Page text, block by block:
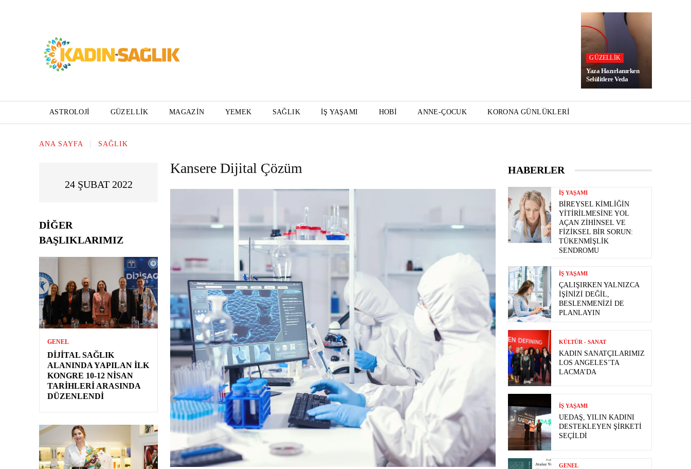
GÜZELLIK
Yaza Hazırlanırken
Selülitlere Veda
ASTROLOJI GÜZELLIK MAGAZIN YEMEK SAĞLIK İŞ YAŞAMI HOBI ANNE-ÇOCUK KORONA GÜNLÜKLERI
ANA SAYFA SAĞLIK
24 ŞUBAT 2022
DIĞER
BAŞLIKLARIMIZ
GENEL
DIJITAL SAĞLIK
ALANINDA YAPILAN İLK
KONGRE 10-12 NISAN
TARIHLERI ARASINDA
DÜZENLENDI
Kansere Dijital Çözüm HABERLER
İŞ YAŞAMI
BIREYSEL KIMLIĞIN
YITIRILMESINE YOL
AÇAN ZIHINSEL VE
FIZIKSEL BIR SORUN:
TÜKENMIŞLIK
SENDROMU
İŞ YAŞAMI
ÇALIŞIRKEN YALNIZCA
İŞINIZI DEĞIL,
BESLENMENIZI DE
PLANLAYIN
KÜLTÜR - SANAT
KADIN SANATÇILARIMIZ
LOS ANGELES’TA
LACMA’DA
İŞ YAŞAMI
UEDAŞ, YILIN KADINI
DESTEKLEYEN ŞIRKETI
SEÇILDI
GENEL